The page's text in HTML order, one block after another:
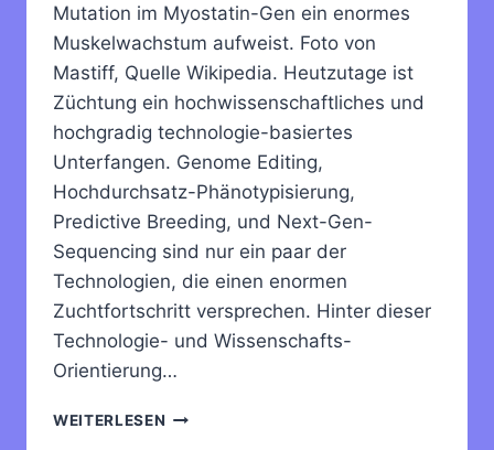
Mutation im Myostatin-Gen ein enormes
Muskelwachstum aufweist. Foto von
Mastiff, Quelle Wikipedia. Heutzutage ist
Züchtung ein hochwissenschaftliches und
hochgradig technologie-basiertes
Unterfangen. Genome Editing,
Hochdurchsatz-Phänotypisierung,
Predictive Breeding, und Next-Gen-
Sequencing sind nur ein paar der
Technologien, die einen enormen
Zuchtfortschritt versprechen. Hinter dieser
Technologie- und Wissenschafts-
Orientierung…
WEITERLESEN WARUM